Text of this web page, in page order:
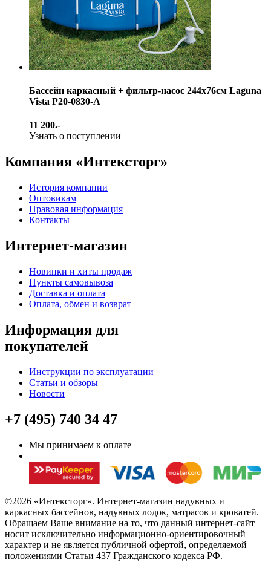
Бассейн каркасный + фильтр-насос 244х76см Laguna
Vista Р20-0830-A
11 200.-
Узнать о поступлении
Компания «Интексторг»
История компании
Оптовикам
Правовая информация
Контакты
Интернет-магазин
Новинки и хиты продаж
Пункты самовывоза
Доставка и оплата
Оплата, обмен и возврат
Информация для
покупателей
Инструкции по эксплуатации
Статьи и обзоры
Новости
+7 (495) 740 34 47
Мы принимаем к оплате
©2026 «Интексторг». Интернет-магазин надувных и
каркасных бассейнов, надувных лодок, матрасов и кроватей.
Обращаем Ваше внимание на то, что данный интернет-сайт
носит исключительно информационно-ориентировочный
характер и не является публичной офертой, определяемой
положениями Статьи 437 Гражданского кодекса РФ.